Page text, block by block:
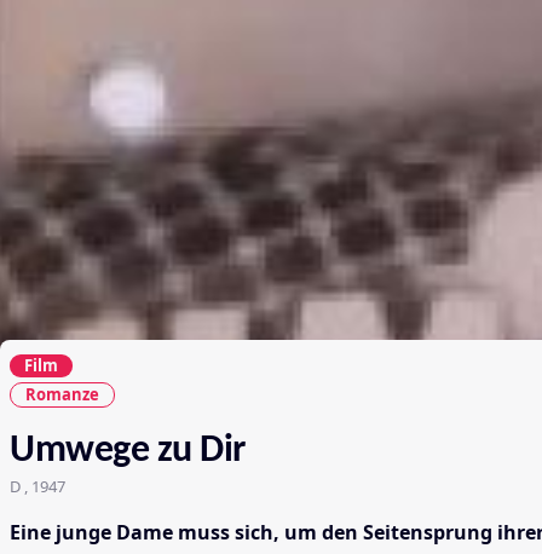
Film
Romanze
Umwege zu Dir
D , 1947
Eine junge Dame muss sich, um den Seitensprung